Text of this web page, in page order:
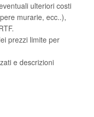
ulteriori costi
murarie, ecc..),
prezzi limite per
e descrizioni